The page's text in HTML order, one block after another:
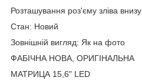
Розташування роз'єму зліва внизу
Стан: Новий
Зовнішній вигляд: Як на фото
ФАБІЧНА НОВА, ОРИГІНАЛЬНА
МАТРИЦА 15,6" LED